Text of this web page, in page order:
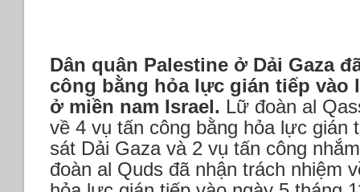
Dân quân Palestine ở Dải Gaza
công bằng hỏa lực gián tiếp vào
ở miền nam Israel. Lữ đoàn al
về 4 vụ tấn công bằng hỏa lực gián
sát Dải Gaza và 2 vụ tấn công
đoàn al Quds đã nhận trách nhiệm